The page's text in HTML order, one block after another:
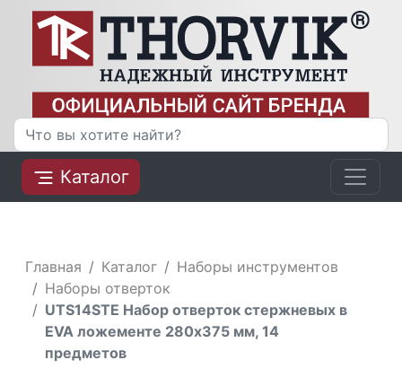
Каталог
Главная Каталог
Наборы инструментов
Наборы отверток
UTS14STE Набор отверток стержневых в
EVA ложементе 280х375 мм, 14
предметов